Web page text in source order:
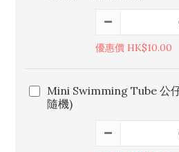
優惠價 HK$10.00
Mini Swimming Tube 公
隨機)